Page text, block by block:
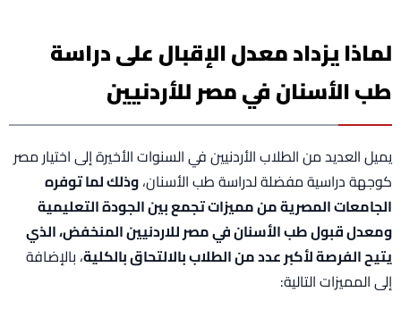
لماذا يزداد معدل الإقبال على دراسة
طب الأسنان في مصر للأردنيين
يميل العديد من الطلاب الأردنيين في السنوات الأخيرة إلى اختيار مصر
كوجهة دراسية مفضلة لدراسة طب الأسنان،وذلك لما توفره
الجامعات المصرية من مميزات تجمع بين الجودة التعليمية
ومعدل قبول طب الأسنان في مصر للاردنيين المنخفض، الذي
يتيح الفرصة لأكبر عدد من الطلاب بالالتحاق بالكلية، بالإضافة
إلى المميزات التالية: